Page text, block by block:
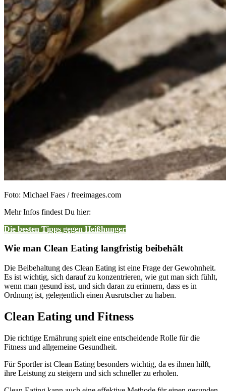
Foto: Michael Faes / freeimages.com
Mehr Infos findest Du hier:
Die besten Tipps gegen Heißhunger
Wie man Clean Eating langfristig beibehält
Die Beibehaltung des Clean Eating ist eine Frage der Gewohnheit.
Es ist wichtig, sich darauf zu konzentrieren, wie gut man sich fühlt,
wenn man gesund isst, und sich daran zu erinnern, dass es in
Ordnung ist, gelegentlich einen Ausrutscher zu haben.
Clean Eating und Fitness
Die richtige Ernährung spielt eine entscheidende Rolle für die
Fitness und allgemeine Gesundheit.
Für Sportler ist Clean Eating besonders wichtig, da es ihnen hilft,
ihre Leistung zu steigern und sich schneller zu erholen.